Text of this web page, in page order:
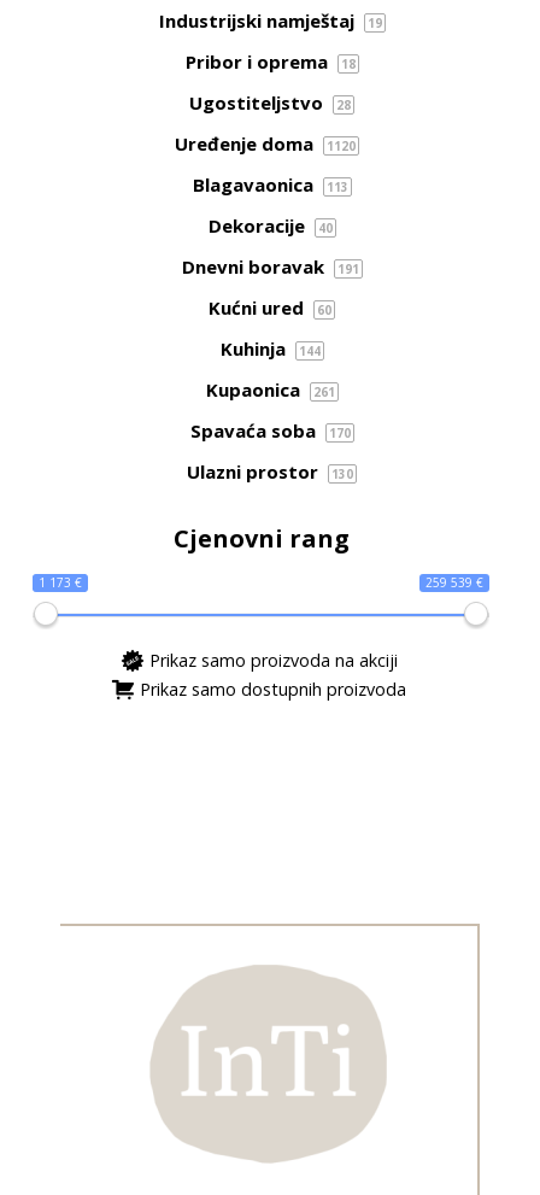
Industrijski namještaj 19
Pribor i oprema 18
Ugostiteljstvo 28
Uređenje doma 1120
Blagavaonica 113
Dekoracije 40
Dnevni boravak 191
Kućni ured 60
Kuhinja 144
Kupaonica 261
Spavaća soba 170
Ulazni prostor 130
Cjenovni rang
1 173 € 259 539 €
Prikaz samo proizvoda na akciji
Prikaz samo dostupnih proizvoda